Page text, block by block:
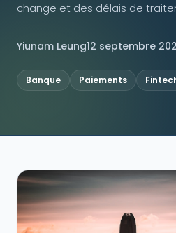
change et des délais de
Yiunam Leung12 septembre
Banque Paiements